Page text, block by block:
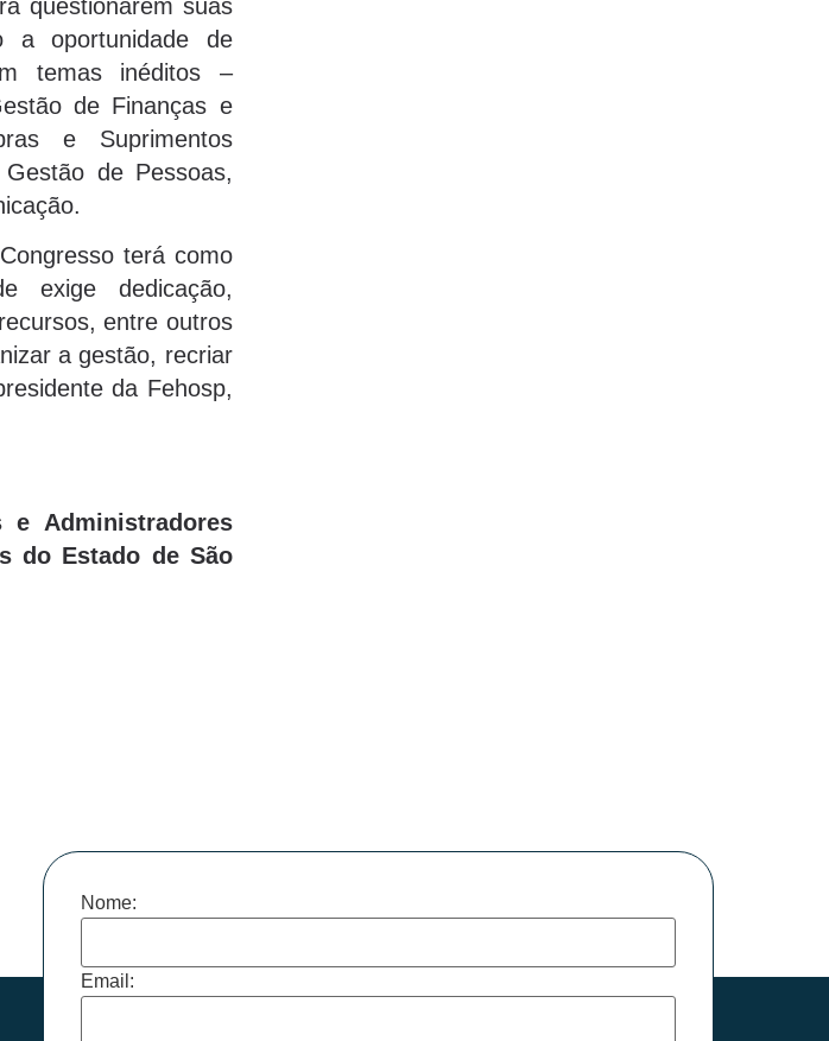
questionarem suas
a oportunidade de
temas inéditos –
de Finanças e
e Suprimentos
de Pessoas,
terá como
exige dedicação,
entre outros
a gestão, recriar
da Fehosp,
e Administradores
do Estado de São
Nome:
Email: